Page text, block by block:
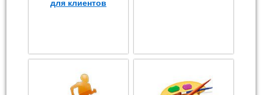
для клиентов